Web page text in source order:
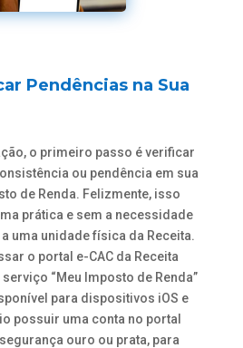
Pendências na Sua
o primeiro passo é verificar
ou pendência em sua
de Renda. Felizmente, isso
prática e sem a necessidade
uma unidade física da Receita.
o portal e-CAC da Receita
“Meu Imposto de Renda”
para dispositivos iOS e
possuir uma conta no portal
ouro ou prata, para